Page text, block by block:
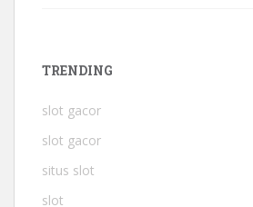
TRENDING
slot gacor
slot gacor
situs slot
slot